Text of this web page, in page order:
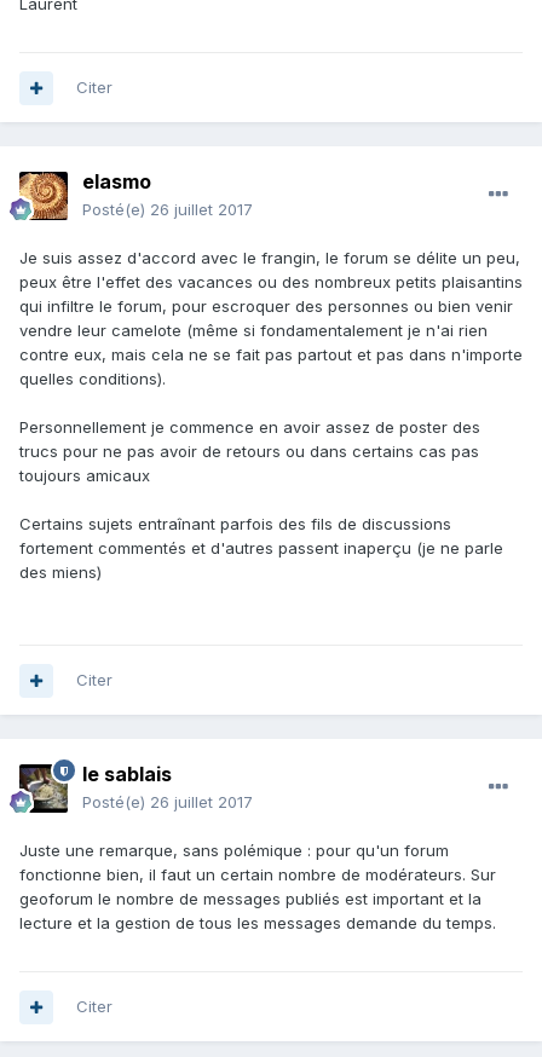
Laurent
Citer
elasmo
Posté(e) 26 juillet 2017
Je suis assez d'accord avec le frangin, le forum se délite un peu,
peux être l'effet des vacances ou des nombreux petits plaisantins
qui infiltre le forum, pour escroquer des personnes ou bien venir
vendre leur camelote (même si fondamentalement je n'ai rien
contre eux, mais cela ne se fait pas partout et pas dans n'importe
quelles conditions).
Personnellement je commence en avoir assez de poster des
trucs pour ne pas avoir de retours ou dans certains cas pas
toujours amicaux
Certains sujets entraînant parfois des fils de discussions
fortement commentés et d'autres passent inaperçu (je ne parle
des miens)
Citer
le sablais
Posté(e) 26 juillet 2017
Juste une remarque, sans polémique : pour qu'un forum
fonctionne bien, il faut un certain nombre de modérateurs. Sur
geoforum le nombre de messages publiés est important et la
lecture et la gestion de tous les messages demande du temps.
Citer